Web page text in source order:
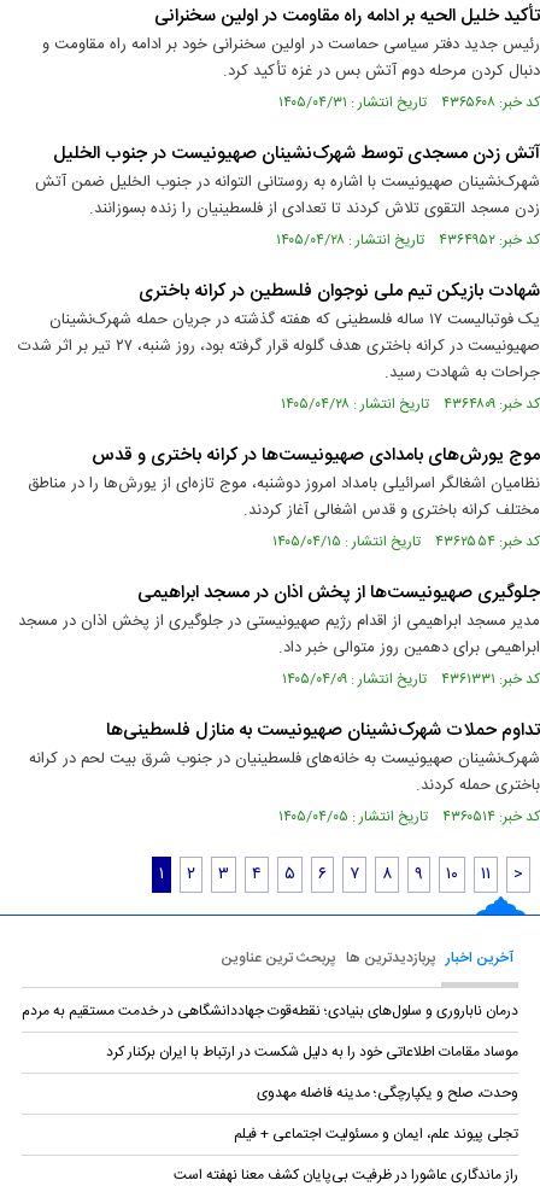
تأکید خلیل الحیه بر ادامه راه مقاومت در اولین سخنرانی
رئیس جدید دفتر سیاسی حماست در اولین سخنرانی خود بر ادامه راه مقاومت و
دنبال کردن مرحله دوم آتش بس در غزه تأکید کرد.
کد خبر: ۴۳۶۵۶۰۸ تاریخ انتشار : ۱۴۰۵/۰۴/۳۱
آتش زدن مسجدی توسط شهرک‌نشینان صهیونیست در جنوب الخلیل
شهرک‌نشینان صهیونیست با اشاره به روستانی التوانه در جنوب الخلیل ضمن آتش
زدن مسجد التقوی تلاش کردند تا تعدادی از فلسطینیان را زنده بسوزانند.
کد خبر: ۴۳۶۴۹۵۲ تاریخ انتشار : ۱۴۰۵/۰۴/۲۸
شهادت بازیکن تیم ملی نوجوان فلسطین در کرانه باختری
یک فوتبالیست ۱۷ ساله فلسطینی که هفته گذشته در جریان حمله شهرک‌نشینان
صهیونیست در کرانه باختری هدف گلوله قرار گرفته بود، روز شنبه، ۲۷ تیر بر اثر شدت
جراحات به شهادت رسید.
کد خبر: ۴۳۶۴۸۰۹ تاریخ انتشار : ۱۴۰۵/۰۴/۲۸
موج یورش‌های بامدادی صهیونیست‌ها در کرانه باختری و قدس
نظامیان اشغالگر اسرائیلی بامداد امروز دوشنبه، موج تازه‌ای از یورش‌ها را در مناطق
مختلف کرانه باختری و قدس اشغالی آغاز کردند.
کد خبر: ۴۳۶۲۵۵۴ تاریخ انتشار : ۱۴۰۵/۰۴/۱۵
جلوگیری صهیونیست‌ها از پخش اذان در مسجد ابراهیمی
مدیر مسجد ابراهیمی از اقدام رژیم صهیونیستی در جلوگیری از پخش اذان در مسجد
ابراهیمی برای دهمین روز متوالی خبر داد.
کد خبر: ۴۳۶۱۳۳۱ تاریخ انتشار : ۱۴۰۵/۰۴/۰۹
تداوم حملات شهرک‌نشینان صهیونیست به منازل فلسطینی‌ها
شهرک‌‌نشینان صهیونیست به خانه‌‌های فلسطینیان در جنوب شرق بیت‌ لحم در کرانه
باختری حمله کردند.
کد خبر: ۴۳۶۰۵۱۴ تاریخ انتشار : ۱۴۰۵/۰۴/۰۵
۱ ۲ ۳ ۴ ۵ ۶ ۷ ۸ ۹ ۱۰ ۱۱ >
آخرین اخبار پربازدیدترین ها پربحث ترین عناوین
درمان ناباروری و سلول‌های بنیادی؛ نقطه‌قوت جهاددانشگاهی در خدمت مستقیم به مردم
موساد مقامات اطلاعاتی خود را به دلیل شکست در ارتباط با ایران برکنار کرد
وحدت، صلح و یکپارچگی؛ مدینه فاضله مهدوی
تجلی پیوند علم، ایمان و مسئولیت اجتماعی + فیلم
راز ماندگاری عاشورا در ظرفیت بی‌پایان کشف معنا نهفته است